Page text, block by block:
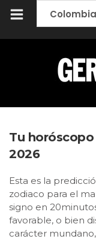
Tu
2026
Esta es la
zodiaco para el
signo en
favorable, o bien
carácter